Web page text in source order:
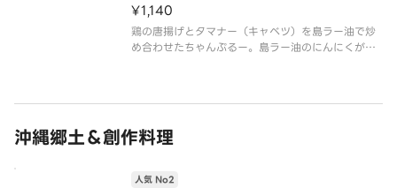
¥1,140
鶏の唐揚げとタマナー（キャベツ）を島ラー油で炒
め合わせたちゃんぷるー。島ラー油のにんにくが食
沖縄郷土＆創作料理
人気 No2